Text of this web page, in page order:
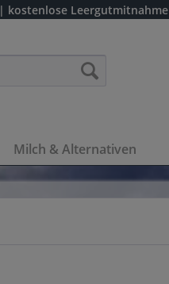
| kostenlose Leergutmitnahme
Milch & Alternativen